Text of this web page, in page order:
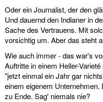
Oder ein Journalist, der den
Und dauernd den Indianer in
Sache des Vertrauens. Mit
vorsichtig um. Aber das steht
Wie auch immer - das war's
Auftritte in einem Heller-
"jetzt einmal ein Jahr gar
einem eigenem
zu Ende. Sag' niemals nie?